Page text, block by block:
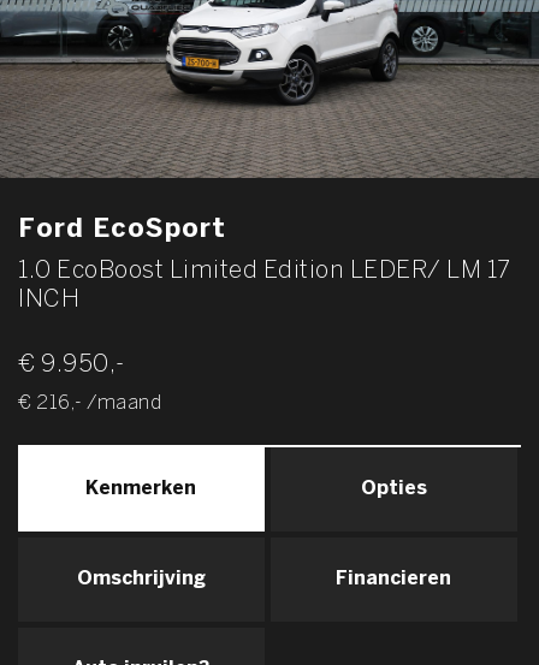
Ford EcoSport
1.0 EcoBoost Limited Edition LEDER/ LM 17
INCH
€ 9.950,-
€ 216,- /maand
Kenmerken Opties
Omschrijving Financieren